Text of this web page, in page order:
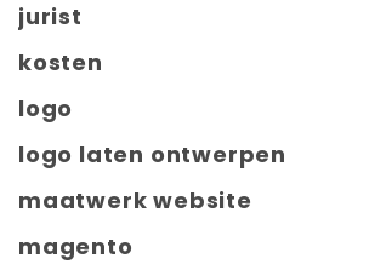
jurist
kosten
logo
logo laten ontwerpen
maatwerk website
magento